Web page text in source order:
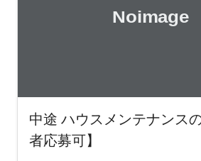
中途 ハウスメンテナンス
者応募可】